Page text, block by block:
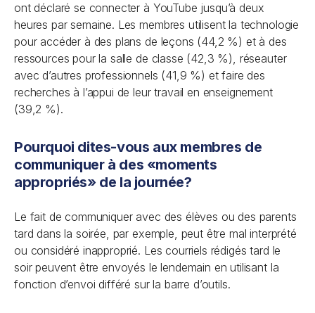
ont déclaré se connecter à YouTube jusqu’à deux
heures par semaine. Les membres utilisent la technologie
pour accéder à des plans de leçons (44,2 %) et à des
ressources pour la salle de classe (42,3 %), réseauter
avec d’autres professionnels (41,9 %) et faire des
recherches à l’appui de leur travail en enseignement
(39,2 %).
Pourquoi dites-vous aux membres de
communiquer à des «moments
appropriés» de la journée?
Le fait de communiquer avec des élèves ou des parents
tard dans la soirée, par exemple, peut être mal interprété
ou considéré inapproprié. Les courriels rédigés tard le
soir peuvent être envoyés le lendemain en utilisant la
fonction d’envoi différé sur la barre d’outils.